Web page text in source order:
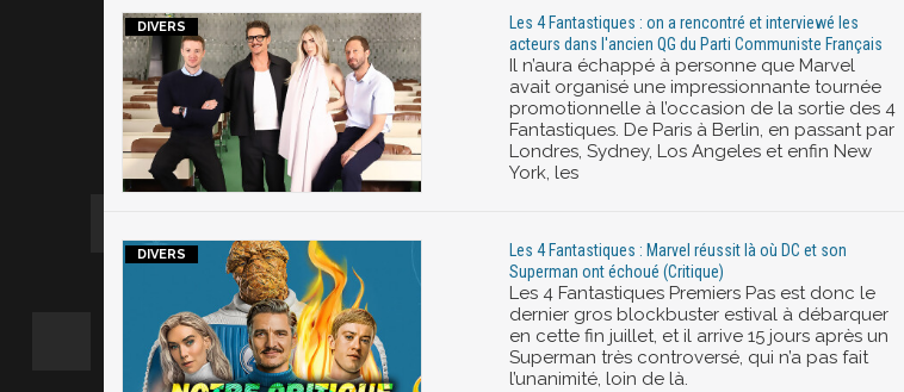
Les 4 Fantastiques : on a rencontré et interviewé les
acteurs dans l'ancien QG du Parti Communiste Français
Il n’aura échappé à personne que Marvel
avait organisé une impressionnante tournée
promotionnelle à l’occasion de la sortie des 4
Fantastiques. De Paris à Berlin, en passant par
Londres, Sydney, Los Angeles et enfin New
York, les
Les 4 Fantastiques : Marvel réussit là où DC et son
Superman ont échoué (Critique)
Les 4 Fantastiques Premiers Pas est donc le
dernier gros blockbuster estival à débarquer
en cette fin juillet, et il arrive 15 jours après un
Superman très controversé, qui n’a pas fait
l’unanimité, loin de là.